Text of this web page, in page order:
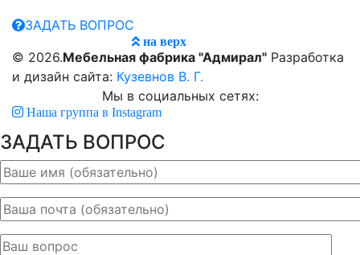
ЗАДАТЬ ВОПРОС
на верх
© 2026.Мебельная фабрика "Адмирал" Разработка
и дизайн сайта: Кузевнов В. Г.
Мы в социальных сетях:
Наша группа в Instagram
ЗАДАТЬ ВОПРОС